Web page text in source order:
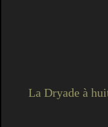
La Dryade à